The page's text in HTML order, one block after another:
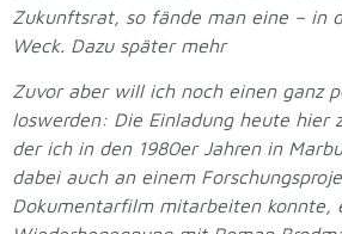
Zukunftsrat, so fände man eine – in
Weck. Dazu später mehr
Zuvor aber will ich noch einen ganz
loswerden: Die Einladung heute hier
der ich in den 1980er Jahren in
dabei auch an einem
Dokumentarfilm mitarbeiten konnte,